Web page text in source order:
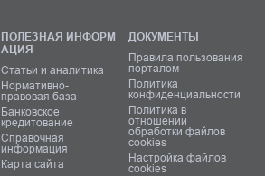
ПОЛЕЗНАЯ ИНФОРМ
АЦИЯ
Статьи и аналитика
Нормативно-
правовая база
Банковское
кредитование
Справочная
информация
Карта сайта
ДОКУМЕНТЫ
Правила пользования
порталом
Политика
конфиденциальности
Политика в
отношении
обработки файлов
cookies
Настройка файлов
cookies